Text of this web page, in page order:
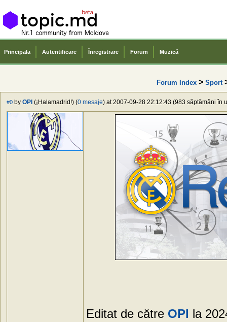
Principala Autentificare Înregistrare Forum Muzică
Forum Index > Sport
#0 by OPI (¡Halamadrid!) (0 mesaje) at 2007-09-28 22:12:43 (983 săptămâni în
Editat de către OPI la